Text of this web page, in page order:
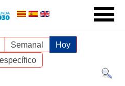
Semanal
Hoy